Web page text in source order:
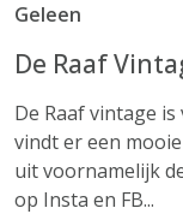
Geleen
De Raaf
De Raaf vintage
vindt er een
uit voornamelijk
op Insta en FB...